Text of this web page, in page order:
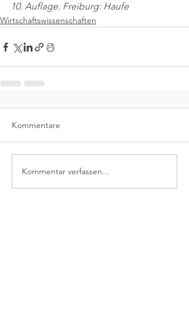
10. Auflage. Freiburg: Haufe
Wirtschaftswissenschaften
Kommentare
Kommentar verfassen...